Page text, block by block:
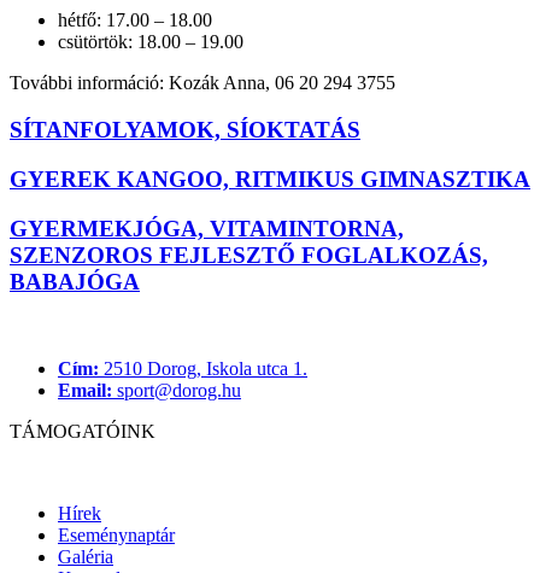
hétfő: 17.00 – 18.00
csütörtök: 18.00 – 19.00
További információ: Kozák Anna, 06 20 294 3755
SÍTANFOLYAMOK, SÍOKTATÁS
GYEREK KANGOO, RITMIKUS GIMNASZTIKA
GYERMEKJÓGA, VITAMINTORNA,
SZENZOROS FEJLESZTŐ FOGLALKOZÁS,
BABAJÓGA
Cím: 2510 Dorog, Iskola utca 1.
Email: sport@dorog.hu
TÁMOGATÓINK
Hírek
Eseménynaptár
Galéria